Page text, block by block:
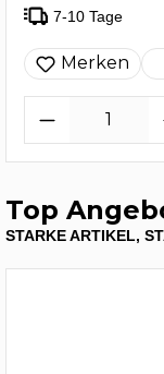
7-10 Tage
Merken
Top
STARKE ARTIKEL,